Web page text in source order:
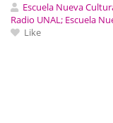
Escuela Nueva
Radio UNAL; Escuela
Like